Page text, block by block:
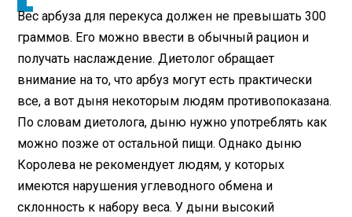
Вес арбуза для перекуса должен не превышать 300
граммов. Его можно ввести в обычный рацион и
получать наслаждение. Диетолог обращает
внимание на то, что арбуз могут есть практически
все, а вот дыня некоторым людям противопоказана.
По словам диетолога, дыню нужно употреблять как
можно позже от остальной пищи. Однако дыню
Королева не рекомендует людям, у которых
имеются нарушения углеводного обмена и
склонность к набору веса. У дыни высокий